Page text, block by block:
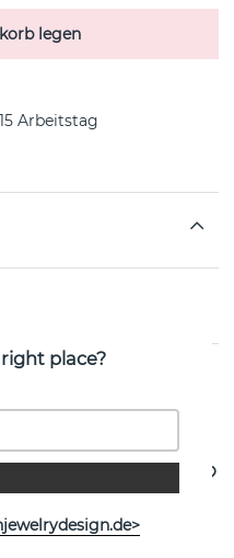
legen
Arbeitstag
ansehen
place?